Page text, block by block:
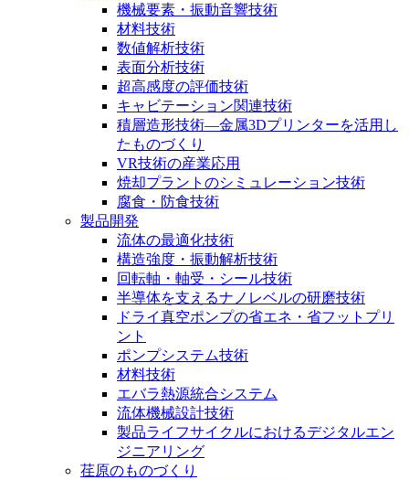
機械要素・振動音響技術
材料技術
数値解析技術
表面分析技術
超高感度の評価技術
キャビテーション関連技術
積層造形技術―金属3Dプリンターを活用し
たものづくり
VR技術の産業応用
焼却プラントのシミュレーション技術
腐食・防食技術
製品開発
流体の最適化技術
構造強度・振動解析技術
回転軸・軸受・シール技術
半導体を支えるナノレベルの研磨技術
ドライ真空ポンプの省エネ・省フットプリ
ント
ポンプシステム技術
材料技術
エバラ熱源統合システム
流体機械設計技術
製品ライフサイクルにおけるデジタルエン
ジニアリング
荏原のものづくり